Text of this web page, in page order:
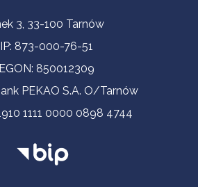
3, 33-100 Tarnów
873-000-76-51
850012309
PEKAO S.A. O/Tarnów
1111 0000 0898 4744